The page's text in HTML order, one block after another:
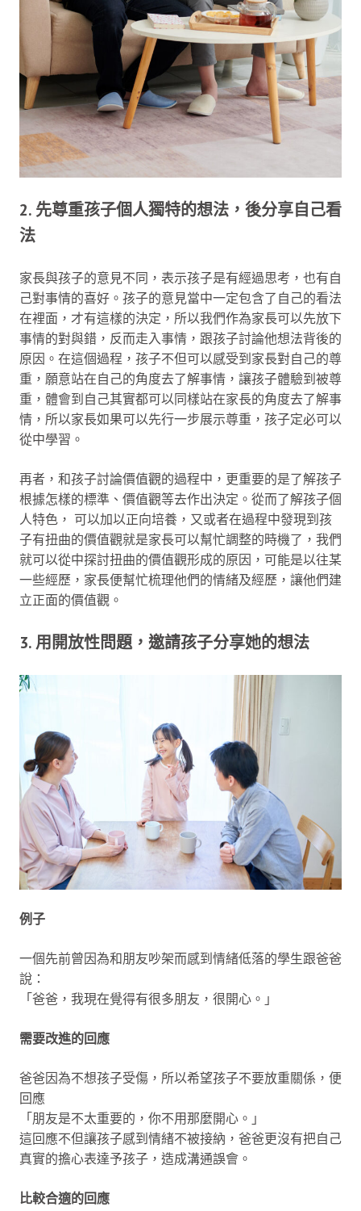
2. 先尊重孩子個人獨特的想法，後分享自己看
法
家長與孩子的意見不同，表示孩子是有經過思考，也有自
己對事情的喜好。孩子的意見當中一定包含了自己的看法
在裡面，才有這樣的決定，所以我們作為家長可以先放下
事情的對與錯，反而走入事情，跟孩子討論他想法背後的
原因。在這個過程，孩子不但可以感受到家長對自己的尊
重，願意站在自己的角度去了解事情，讓孩子體驗到被尊
重，體會到自己其實都可以同樣站在家長的角度去了解事
情，所以家長如果可以先行一步展示尊重，孩子定必可以
從中學習。
再者，和孩子討論價值觀的過程中，更重要的是了解孩子
根據怎樣的標準、價值觀等去作出決定。從而了解孩子個
人特色， 可以加以正向培養，又或者在過程中發現到孩
子有扭曲的價值觀就是家長可以幫忙調整的時機了，我們
就可以從中探討扭曲的價值觀形成的原因，可能是以往某
一些經歷，家長便幫忙梳理他們的情緒及經歷，讓他們建
立正面的價值觀。
3. 用開放性問題，邀請孩子分享她的想法
例子
一個先前曾因為和朋友吵架而感到情緒低落的學生跟爸爸
說：
「爸爸，我現在覺得有很多朋友，很開心。」
需要改進的回應
爸爸因為不想孩子受傷，所以希望孩子不要放重關係，便
回應
「朋友是不太重要的，你不用那麼開心。」
這回應不但讓孩子感到情緒不被接納，爸爸更沒有把自己
真實的擔心表達予孩子，造成溝通誤會。
比較合適的回應